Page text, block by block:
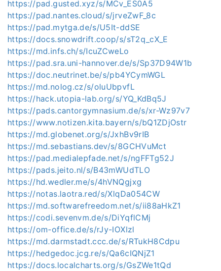
https://pad.gusted.xyz/s/MCv_ES0A5
https://pad.nantes.cloud/s/jrveZwF_8c
https://pad.mytga.de/s/U5It-ddSE
https://docs.snowdrift.coop/s/sT2q_cX_E
https://md.infs.ch/s/IcuZCweLo
https://pad.sra.uni-hannover.de/s/Sp37D94W1b
https://doc.neutrinet.be/s/pb4YCymWGL
https://md.nolog.cz/s/oluUbpvfL
https://hack.utopia-lab.org/s/YQ_KdBq5J
https://pads.cantorgymnasium.de/s/xr-Wz97v7
https://www.notizen.kita.bayern/s/bQ1ZDjOstr
https://md.globenet.org/s/JxhBv9rIB
https://md.sebastians.dev/s/8GCHVuMct
https://pad.medialepfade.net/s/ngFFTg52J
https://pads.jeito.nl/s/B43mWUdTLO
https://hd.wedler.me/s/4hVNQgjxg
https://notas.laotra.red/s/XlqDa054CW
https://md.softwarefreedom.net/s/ii88aHkZ1
https://codi.sevenvm.de/s/DiYqflCMj
https://om-office.de/s/rJy-IOXlzl
https://md.darmstadt.ccc.de/s/RTukH8Cdpu
https://hedgedoc.jcg.re/s/Qa6cIQNjZ1
https://docs.localcharts.org/s/GsZWe1tQd